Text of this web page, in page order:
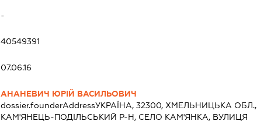
-
40549391
07.06.16
АНАНЕВИЧ ЮРІЙ ВАСИЛЬОВИЧ
dossier.founderAddressУКРАЇНА, 32300, ХМЕЛЬНИЦЬКА ОБЛ.,
КАМ'ЯНЕЦЬ-ПОДІЛЬСЬКИЙ Р-Н, СЕЛО КАМ'ЯНКА, ВУЛИЦЯ